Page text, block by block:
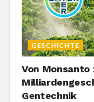
GESCHICHTE
Von Monsanto
Gentechnik